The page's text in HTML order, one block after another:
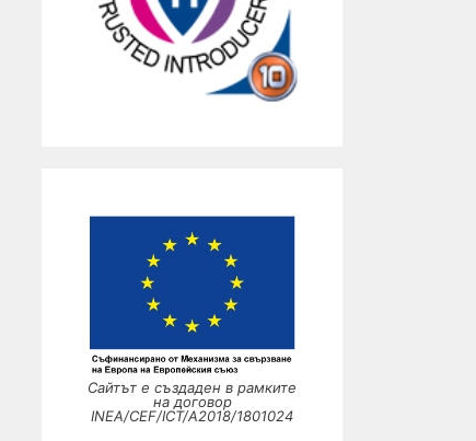
Сайтът е създаден в рамките
на договор
INEA/CEF/ICT/A2018/1801024